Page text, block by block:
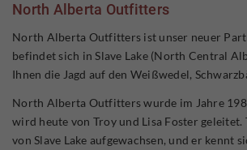
North Alberta Outfitters
North Alberta Outfitters ist unser neuer
befindet sich in Slave Lake (North Central
Ihnen die Jagd auf den Weißwedel,
North Alberta Outfitters wurde im Jahre
wird heute von Troy und Lisa Foster geleitet.
von Slave Lake aufgewachsen, und er kennt